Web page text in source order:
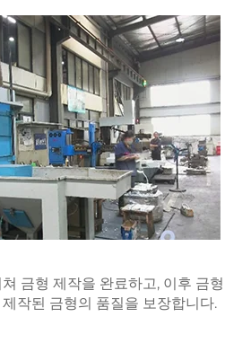
금형 제작을 완료하고, 이후 금형
작된 금형의 품질을 보장합니다.